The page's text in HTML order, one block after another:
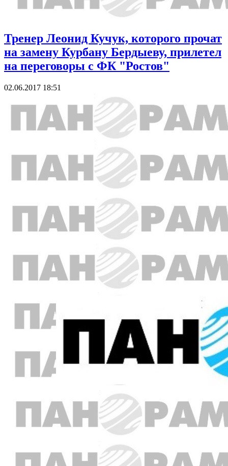
Тренер Леонид Кучук, которого прочат
на замену Курбану Бердыеву, прилетел
на переговоры с ФК "Ростов"
02.06.2017 18:51